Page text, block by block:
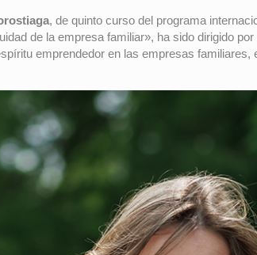
, de quinto curso del programa
de la empresa familiar», ha sido dirigido por
emprendedor en las empresas